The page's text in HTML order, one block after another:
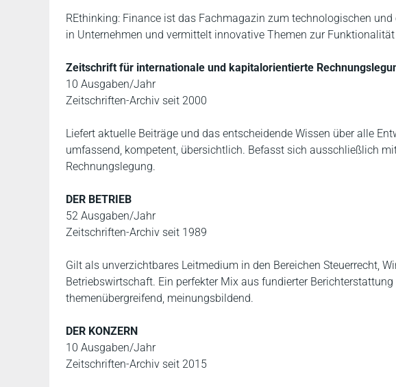
REthinking: Finance ist das Fachmagazin zum technologischen
in Unternehmen und vermittelt innovative Themen zur
Zeitschrift für internationale und kapitalorientierte
10 Ausgaben/Jahr
Zeitschriften-Archiv seit 2000
Liefert aktuelle Beiträge und das entscheidende Wissen über alle
umfassend, kompetent, übersichtlich. Befasst sich ausschließlich
Rechnungslegung.
DER BETRIEB
52 Ausgaben/Jahr
Zeitschriften-Archiv seit 1989
Gilt als unverzichtbares Leitmedium in den Bereichen Steuerrecht,
Betriebswirtschaft. Ein perfekter Mix aus fundierter
themenübergreifend, meinungsbildend.
DER KONZERN
10 Ausgaben/Jahr
Zeitschriften-Archiv seit 2015